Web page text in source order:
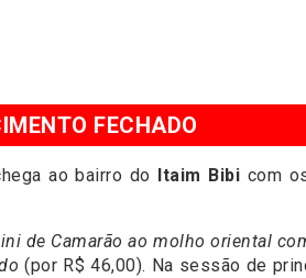
FECHADO
ao bairro do Itaim Bibi com
de Camarão ao molho oriental
(por R$ 46,00). Na sessão de